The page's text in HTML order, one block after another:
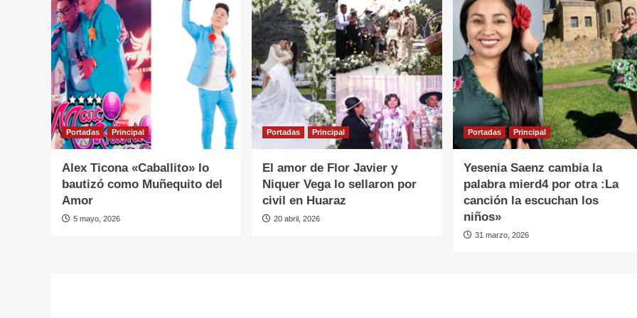
Portadas Principal
Alex Ticona «Caballito» lo
bautizó como Muñequito del
Amor
5 mayo, 2026
Portadas Principal
El amor de Flor Javier y
Niquer Vega lo sellaron por
civil en Huaraz
20 abril, 2026
Portadas Principal
Yesenia Saenz cambia la
palabra mierd4 por otra :La
canción la escuchan los
niños»
31 marzo, 2026